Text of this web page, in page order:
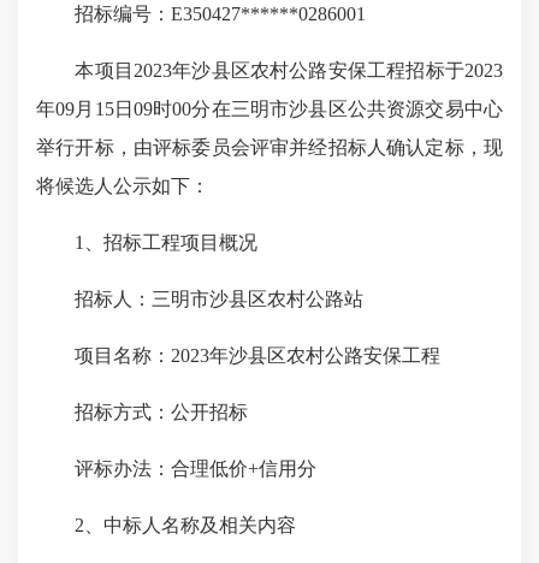
招标编号：E350427******0286001
本项目2023年沙县区农村公路安保工程招标于2023
年09月15日09时00分在三明市沙县区公共资源交易中心
举行开标，由评标委员会评审并经招标人确认定标，现
将候选人公示如下：
1、招标工程项目概况
招标人：三明市沙县区农村公路站
项目名称：2023年沙县区农村公路安保工程
招标方式：公开招标
评标办法：合理低价+信用分
2、中标人名称及相关内容